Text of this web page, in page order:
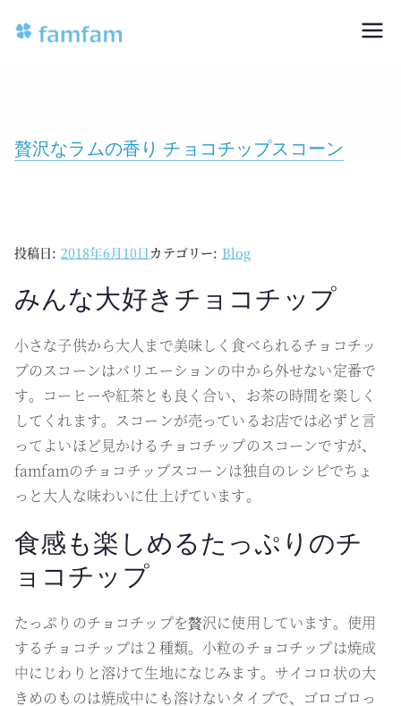
専門店のおいしいスコーンをお取り
贅沢なラムの香り チョコチップスコーン
投稿日: 2018年6月10日 カテゴリー: Blog
みんな大好きチョコチップ
小さな子供から大人まで美味しく食べられるチョコチッ
プのスコーンはバリエーションの中から外せない定番で
す。コーヒーや紅茶とも良く合い、お茶の時間を楽しく
してくれます。スコーンが売っているお店では必ずと言
ってよいほど見かけるチョコチップのスコーンですが、
famfamのチョコチップスコーンは独自のレシピでちょ
っと大人な味わいに仕上げています。
食感も楽しめるたっぷりのチ
ョコチップ
たっぷりのチョコチップを贅沢に使用しています。使用
するチョコチップは２種類。小粒のチョコチップは焼成
中にじわりと溶けて生地になじみます。サイコロ状の大
きめのものは焼成中にも溶けないタイプで、ゴロゴロっ